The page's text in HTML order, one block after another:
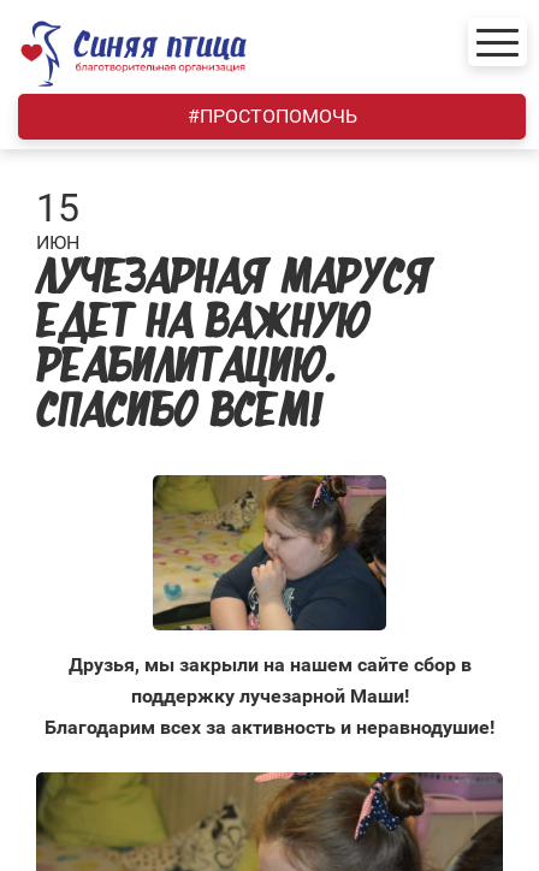
content
#ПРОСТОПОМОЧЬ
15
ИЮН
ЛУЧЕЗАРНАЯ МАРУСЯ
ЕДЕТ НА ВАЖНУЮ
РЕАБИЛИТАЦИЮ.
СПАСИБО ВСЕМ!
Друзья, мы закрыли на нашем сайте сбор в
поддержку лучезарной Маши!
Благодарим всех за активность и неравнодушие!